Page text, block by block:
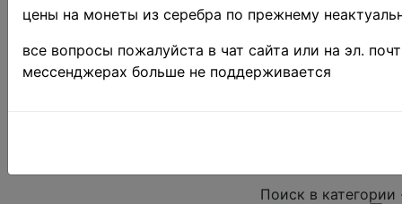
Coins»
Иностранные
монеты»
UNITED
Поиск в
цены на монеты из серебра по прежнему
все вопросы пожалуйста в чат сайта или на эл.
мессенджерах больше не поддерживается